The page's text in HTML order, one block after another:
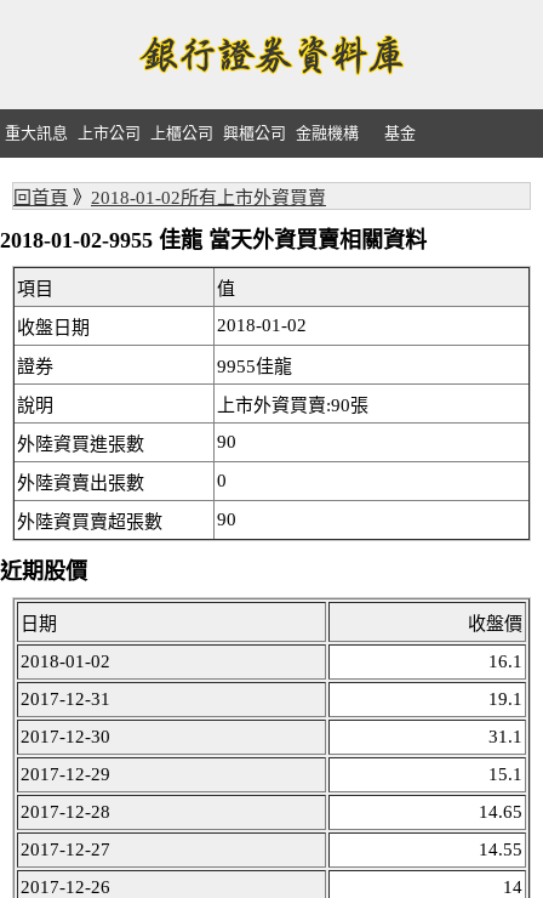
重大訊息 上市公司 上櫃公司 興櫃公司 金融機構 基金
回首頁 》 2018-01-02所有上市外資買賣
2018-01-02-9955 佳龍 當天外資買賣相關資料
項目
值
收盤日期
2018-01-02
證券
9955佳龍
說明
上市外資買賣:90張
外陸資買進張數
90
外陸資賣出張數 0
外陸資買賣超張數 90
近期股價
日期
收盤價
2018-01-02
16.1
2017-12-31
19.1
2017-12-30
31.1
2017-12-29
15.1
2017-12-28
14.65
2017-12-27
14.55
2017-12-26
14